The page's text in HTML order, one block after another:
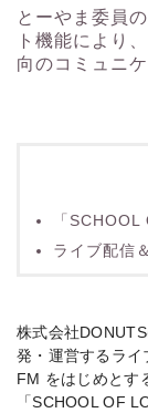
とーやま委員
ト機能により
向のコミュニ
「
ライブ配信
株式会社
発・運営するラ
FM をはじめとす
「SCHOOL OF